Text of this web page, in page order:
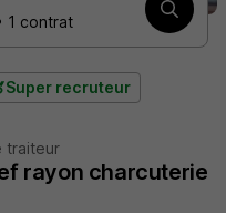
1 contrat
Super recruteur
traiteur
rayon charcuterie